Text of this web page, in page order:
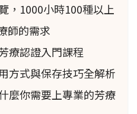
別做些什麼來有所作
閱讀本文參與其中了。
對生物多樣性重要性的
境的個人和社區選擇也
持邱園千年種子庫的保
物
，1000小時100種以上
師的需求
療認證入門課程
方式與保存技巧全解析
麼你需要上專業的芳療